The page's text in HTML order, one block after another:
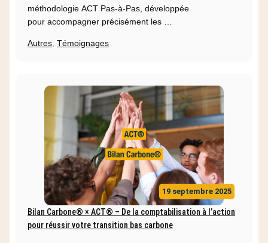
méthodologie ACT Pas-à-Pas, développée
pour accompagner précisément les …
Autres Témoignages
19 septembre 2025
Bilan Carbone® × ACT® – De la comptabilisation à l’action
pour réussir votre transition bas carbone